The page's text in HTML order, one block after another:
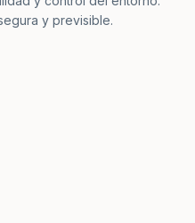
y previsible.